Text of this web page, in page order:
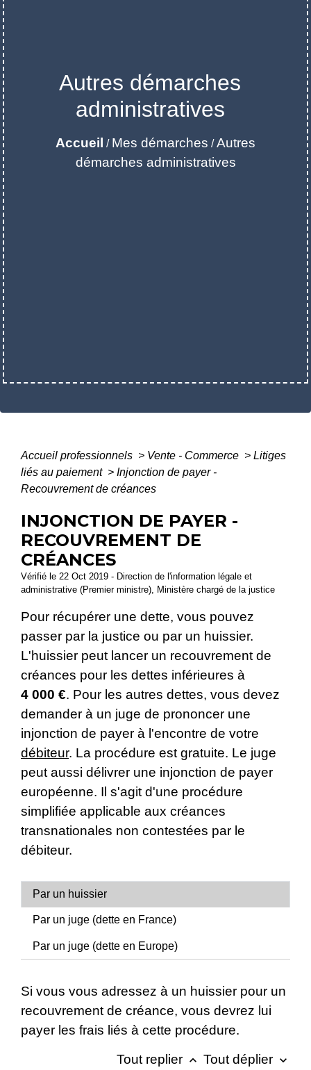
Autres démarches
administratives
Accueil / Mes démarches /Autres
démarches administratives
Accueil professionnels > Vente - Commerce > Litiges
liés au paiement > Injonction de payer -
Recouvrement de créances
INJONCTION DE PAYER -
RECOUVREMENT DE
CRÉANCES
Vérifié le 22 Oct 2019 - Direction de l'information légale et
administrative (Premier ministre), Ministère chargé de la justice
Pour récupérer une dette, vous pouvez
passer par la justice ou par un huissier.
L'huissier peut lancer un recouvrement de
créances pour les dettes inférieures à
4 000 €. Pour les autres dettes, vous devez
demander à un juge de prononcer une
injonction de payer à l'encontre de votre
débiteur. La procédure est gratuite. Le juge
peut aussi délivrer une injonction de payer
européenne. Il s'agit d'une procédure
simplifiée applicable aux créances
transnationales non contestées par le
débiteur.
Par un huissier
Par un juge (dette en France)
Par un juge (dette en Europe)
Si vous vous adressez à un huissier pour un
recouvrement de créance, vous devrez lui
payer les frais liés à cette procédure.
Tout replier keyboard_arrow_up Tout déplier keyboard_arrow_down